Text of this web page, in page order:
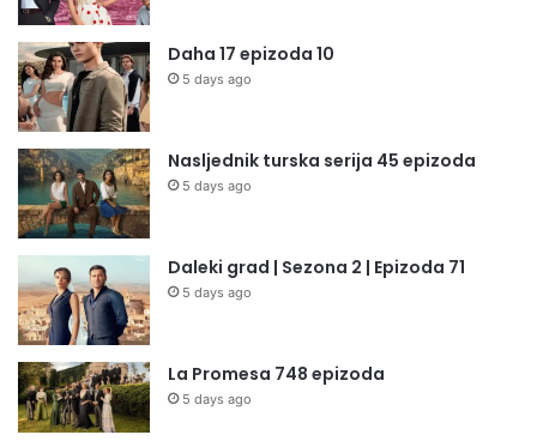
Daha 17 epizoda 10
5 days ago
Nasljednik turska serija 45 epizoda
5 days ago
Daleki grad | Sezona 2 | Epizoda 71
5 days ago
La Promesa 748 epizoda
5 days ago